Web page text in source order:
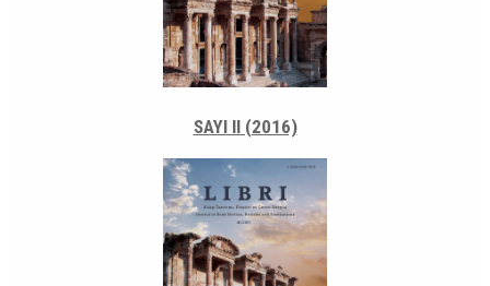
SAYI II (2016)